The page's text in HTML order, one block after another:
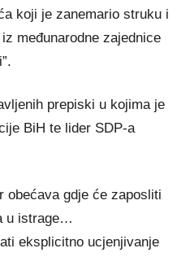
koji je zanemario struku i
međunarodne zajednice
prepiski u kojima je
BiH te lider SDP-a
obećava gdje će zaposliti
u istrage…
eksplicitno ucjenjivanje